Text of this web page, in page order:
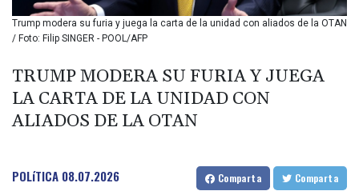
CAD 1.618125
CDF 2611.126427
CLP 1055.559908
CNY 7.795147
CNH 7.793913
COP 3675.544784
CUC 1.154855
CUP 30.603652
Trump modera su furia y juega la carta de la unidad con aliados de la OTAN
/ Foto: Filip SINGER - POOL/AFP
TRUMP MODERA SU FURIA Y JUEGA
LA CARTA DE LA UNIDAD CON
ALIADOS DE LA OTAN
POLíTICA 08.07.2026 Comparta Comparta